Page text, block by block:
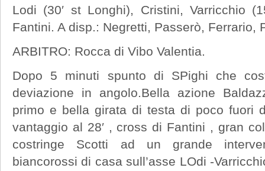
Lodi (30′ st Longhi), Cristini, Varricchio
Fantini. A disp.: Negretti, Passerò, Ferrario,
ARBITRO: Rocca di Vibo Valentia.
Dopo 5 minuti spunto di SPighi che
deviazione in angolo.Bella azione
primo e bella girata di testa di poco fuori
vantaggio al 28′ , cross di Fantini , gran
costringe Scotti ad un grande
biancorossi di casa sull’asse LOdi -